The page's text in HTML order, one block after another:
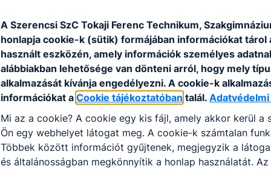
A Szerencsi SzC Tokaji Ferenc Technikum,
honlapja cookie-k (sütik) formájában információkat tárol
használt eszközén, amely információk személyes
alábbiakban lehetősége van dönteni arról, hogy mely
alkalmazását kívánja engedélyezni. A cookie-k
információkat a Cookie tájékoztatóban talál.
Mi az a cookie? A cookie egy kis fájl, amely akkor kerül a
Ön egy webhelyet látogat meg. A cookie-k számtalan
Többek között információt gyűjtenek, megjegyzik a
és általánosságban megkönnyítik a honlap használatát.